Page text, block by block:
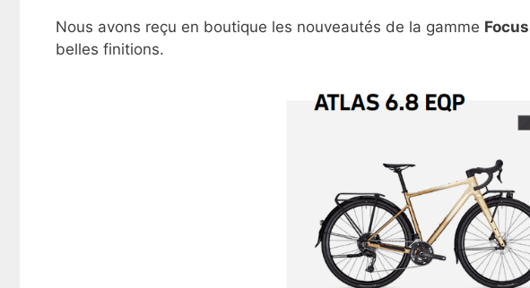
Nous avons reçu en boutique les nouveautés de la gamme Focus
belles finitions.